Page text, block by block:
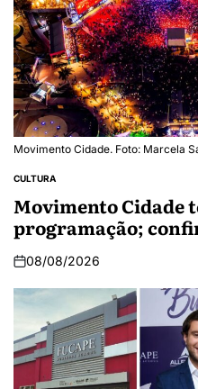
Movimento Cidade. Foto: Marcela
CULTURA
Movimento Cidade
programação;
08/08/2026